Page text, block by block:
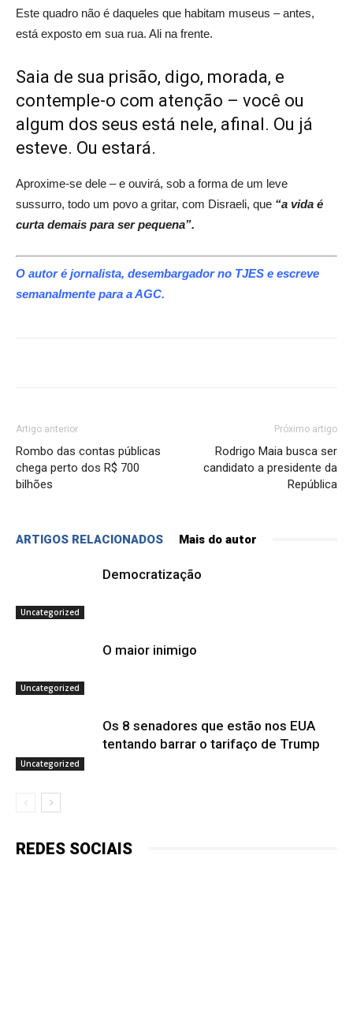
Este quadro não é daqueles que habitam museus – antes,
está exposto em sua rua. Ali na frente.
Saia de sua prisão, digo, morada, e
contemple-o com atenção – você ou
algum dos seus está nele, afinal. Ou já
esteve. Ou estará.
Aproxime-se dele – e ouvirá, sob a forma de um leve
sussurro, todo um povo a gritar, com Disraeli, que “a vida é
curta demais para ser pequena”.
O autor é jornalista, desembargador no TJES e escreve
semanalmente para a AGC.
Artigo anterior
Rombo das contas públicas
chega perto dos R$ 700
bilhões
Próximo artigo
Rodrigo Maia busca ser
candidato a presidente da
República
ARTIGOS RELACIONADOS Mais do autor
Uncategorized
Democratização
Uncategorized
O maior inimigo
Uncategorized
Os 8 senadores que estão nos EUA
tentando barrar o tarifaço de Trump
REDES SOCIAIS